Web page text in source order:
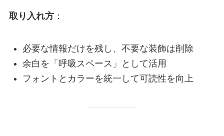
取り入れ方：
必要な情報だけを残し、不要な装飾は削除
余白を「呼吸スペース」として活用
フォントとカラーを統一して可読性を向上